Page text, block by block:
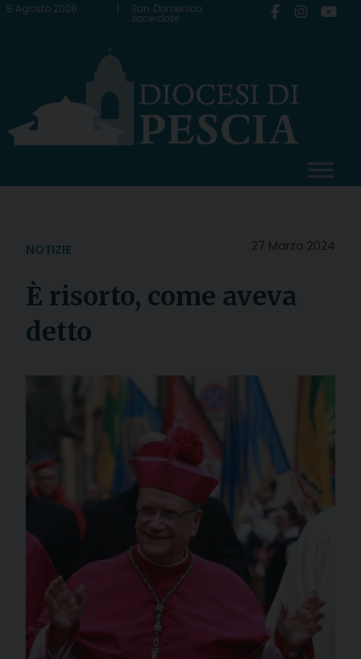
Skip
8 Agosto 2026 San Domenico,
sacerdote
27 Marzo 2024
NOTIZIE
È risorto, come aveva
detto